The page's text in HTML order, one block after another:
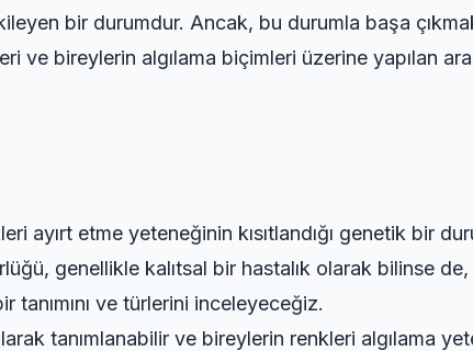
bir durumdur. Ancak, bu durumla başa
ve bireylerin algılama biçimleri üzerine yapılan
ayırt etme yeteneğinin kısıtlandığı genetik bir
genellikle kalıtsal bir hastalık olarak bilinse
tanımını ve türlerini inceleyeceğiz.
tanımlanabilir ve bireylerin renkleri algılama